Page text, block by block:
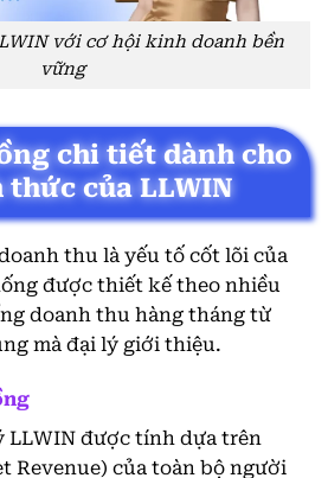
với cơ hội kinh doanh bền
vững
chi tiết dành cho
của LLWIN
thu là yếu tố cốt lõi của
được thiết kế theo nhiều
doanh thu hàng tháng từ
mà đại lý giới thiệu.
LLWIN được tính dựa trên
Revenue) của toàn bộ người